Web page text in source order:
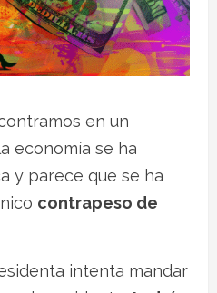
en un
economía se ha
y parece que se ha
contrapeso de
intenta mandar